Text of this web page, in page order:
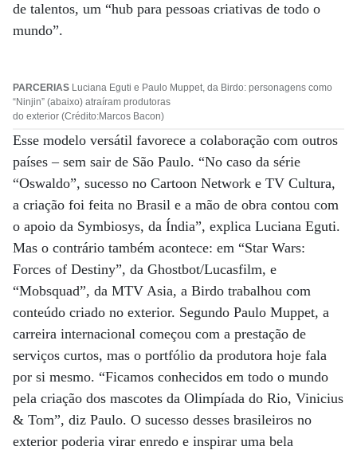
de talentos, um “hub para pessoas criativas de todo o
mundo”.
PARCERIAS Luciana Eguti e Paulo Muppet, da Birdo: personagens como
“Ninjin” (abaixo) atraíram produtoras
do exterior (Crédito:Marcos Bacon)
Esse modelo versátil favorece a colaboração com outros
países – sem sair de São Paulo. “No caso da série
“Oswaldo”, sucesso no Cartoon Network e TV Cultura,
a criação foi feita no Brasil e a mão de obra contou com
o apoio da Symbiosys, da Índia”, explica Luciana Eguti.
Mas o contrário também acontece: em “Star Wars:
Forces of Destiny”, da Ghostbot/Lucasfilm, e
“Mobsquad”, da MTV Asia, a Birdo trabalhou com
conteúdo criado no exterior. Segundo Paulo Muppet, a
carreira internacional começou com a prestação de
serviços curtos, mas o portfólio da produtora hoje fala
por si mesmo. “Ficamos conhecidos em todo o mundo
pela criação dos mascotes da Olimpíada do Rio, Vinicius
& Tom”, diz Paulo. O sucesso desses brasileiros no
exterior poderia virar enredo e inspirar uma bela